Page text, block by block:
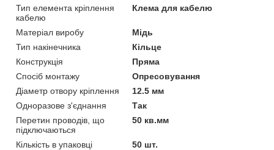
Тип елемента кріплення
кабелю
Клема для кабелю
Матеріал виробу
Мідь
Тип накінечника
Кільце
Конструкція
Пряма
Спосіб монтажу
Опресовування
Діаметр отвору кріплення
12.5 мм
Одноразове з'єднання
Так
Перетин проводів, що
підключаються
50 кв.мм
Кількість в упаковці
50 шт.